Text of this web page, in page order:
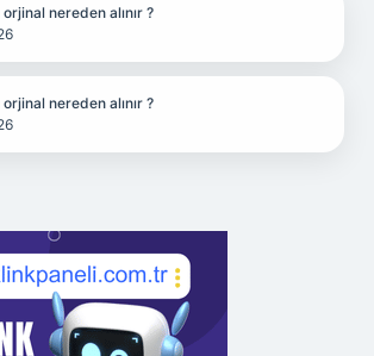
nereden alınır ?
nereden alınır ?